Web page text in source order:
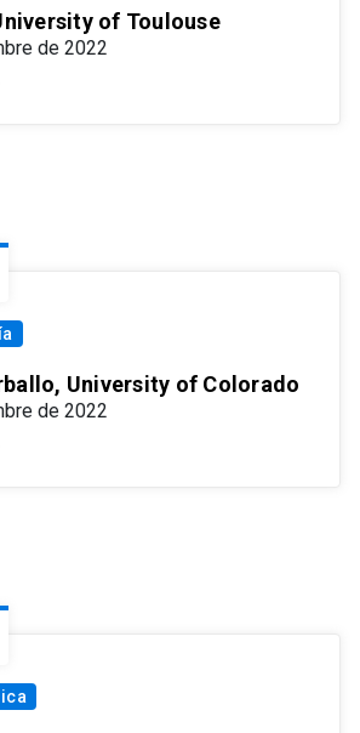
of Toulouse
de 2022
University of Colorado
de 2022